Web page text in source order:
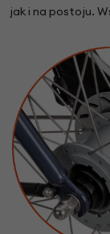
jak i na postoju.